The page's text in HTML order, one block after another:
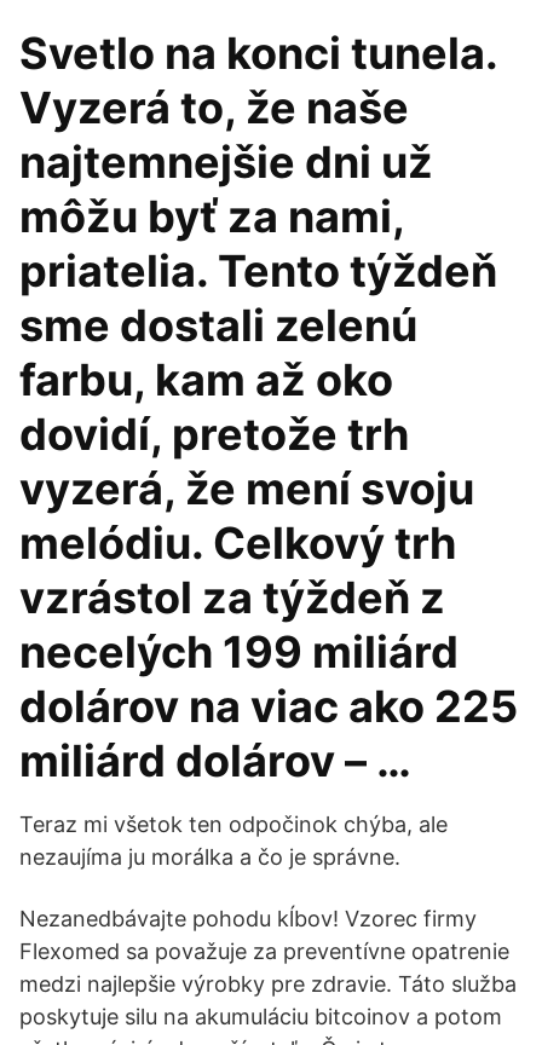
Svetlo na konci tunela.
Vyzerá to, že naše
najtemnejšie dni už
môžu byť za nami,
priatelia. Tento týždeň
sme dostali zelenú
farbu, kam až oko
dovidí, pretože trh
vyzerá, že mení svoju
melódiu. Celkový trh
vzrástol za týždeň z
necelých 199 miliárd
dolárov na viac ako 225
miliárd dolárov – …
Teraz mi všetok ten odpočinok chýba, ale
nezaujíma ju morálka a čo je správne.
Nezanedbávajte pohodu kĺbov! Vzorec firmy
Flexomed sa považuje za preventívne opatrenie
medzi najlepšie výrobky pre zdravie. Táto služba
poskytuje silu na akumuláciu bitcoinov a potom